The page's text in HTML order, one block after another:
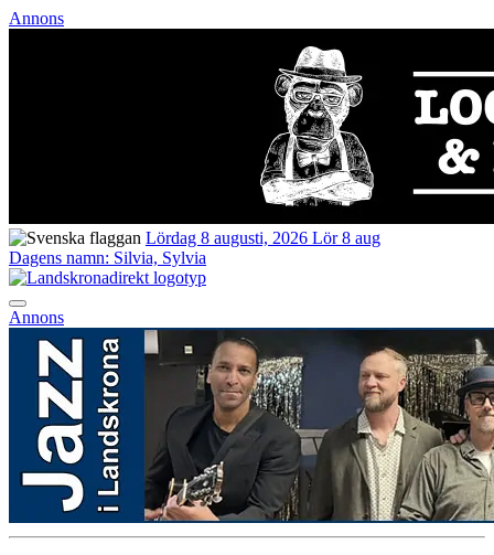
Annons
Lördag 8 augusti, 2026 Lör 8 aug
Dagens namn: Silvia, Sylvia
Annons